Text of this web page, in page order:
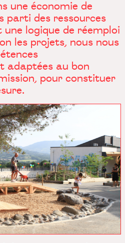
une économie de
parti des ressources
une logique de réemploi
les projets, nous nous
adaptées au bon
pour constituer